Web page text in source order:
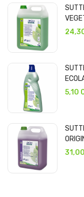
5,10